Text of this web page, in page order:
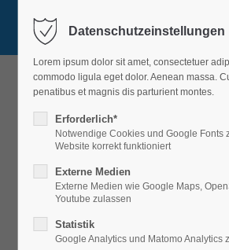
Datenschutzeinstellungen
Lorem ipsum dolor sit amet, consectetuer
commodo ligula eget dolor. Aenean massa.
penatibus et magnis dis parturient montes.
Erforderlich*
Notwendige Cookies und Google Fonts
Website korrekt funktioniert
Externe Medien
Externe Medien wie Google Maps,
Youtube zulassen
Statistik
Google Analytics und Matomo Analytics